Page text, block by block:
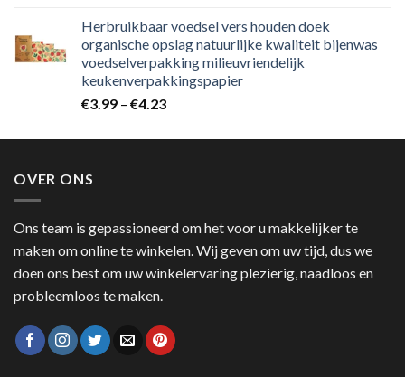
Herbruikbaar voedsel vers houden doek
organische opslag natuurlijke kwaliteit bijenwas
voedselverpakking milieuvriendelijk
keukenverpakkingspapier
€3.99 – €4.23
OVER ONS
Ons team is gepassioneerd om het voor u makkelijker te
maken om online te winkelen. Wij geven om uw tijd, dus we
doen ons best om uw winkelervaring plezierig, naadloos en
probleemloos te maken.